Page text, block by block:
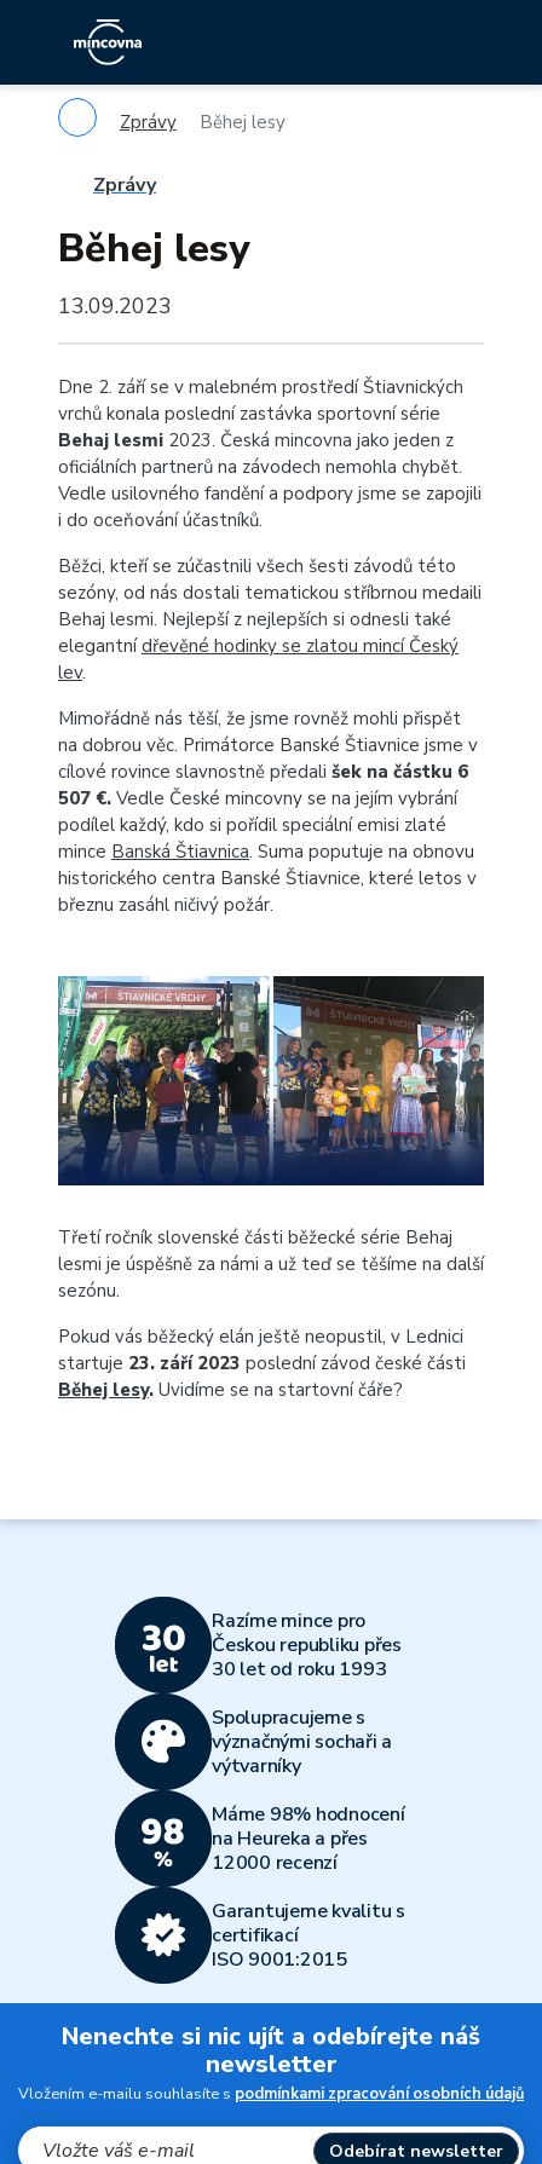
Zprávy Běhej lesy
Zprávy
Běhej lesy
13.09.2023
Dne 2. září se v malebném prostředí Štiavnických
vrchů konala poslední zastávka sportovní série
Behaj lesmi 2023. Česká mincovna jako jeden z
oficiálních partnerů na závodech nemohla chybět.
Vedle usilovného fandění a podpory jsme se zapojili
i do oceňování účastníků.
Běžci, kteří se zúčastnili všech šesti závodů této
sezóny, od nás dostali tematickou stříbrnou medaili
Behaj lesmi. Nejlepší z nejlepších si odnesli také
elegantnídřevěné hodinky se zlatou mincí Český
lev.
Mimořádně nás těší, že jsme rovněž mohli přispět
na dobrou věc. Primátorce Banské Štiavnice jsme v
cílové rovince slavnostně předali šek na částku 6
507 €. Vedle České mincovny se na jejím vybrání
podílel každý, kdo si pořídil speciální emisi zlaté
mince Banská Štiavnica. Suma poputuje na obnovu
historického centra Banské Štiavnice, které letos v
březnu zasáhl ničivý požár.
Třetí ročník slovenské části běžecké série Behaj
lesmi je úspěšně za námi a už teď se těšíme na další
sezónu.
Pokud vás běžecký elán ještě neopustil, v Lednici
startuje 23. září 2023 poslední závod české části
Běhej lesy. Uvidíme se na startovní čáře?
Razíme mince pro
Českou republiku přes
30 let od roku 1993
Spolupracujeme s
význačnými sochaři a
výtvarníky
Máme 98% hodnocení
na Heureka a přes
12000 recenzí
Garantujeme kvalitu s
certifikací
ISO 9001:2015
Nenechte si nic ujít a odebírejte náš
newsletter
Vložením e-mailu souhlasíte s podmínkami zpracování osobních údajů
Odebírat newsletter